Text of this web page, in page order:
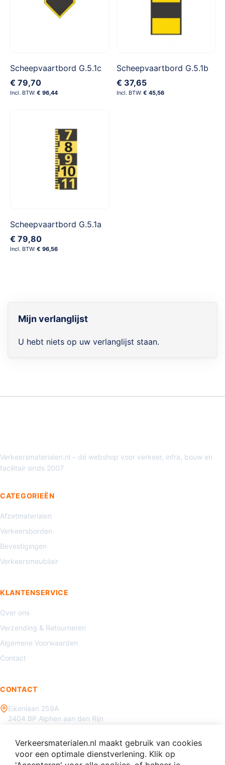
Scheepvaartbord G.5.1c
€ 79,70
€ 96,44
Scheepvaartbord G.5.1b
€ 37,65
€ 45,56
Scheepvaartbord G.5.1a
€ 79,80
€ 96,56
Mijn verlanglijst
U hebt niets op uw verlanglijst staan.
Verkeersmaterialen.nl – dé webshop voor verkeer, infra, bouw en
facilitair sinds 2007
CATEGORIEËN
Afzetmaterialen
Verkeersborden
Bevestigingen
Verkeersmeubilair
KLANTENSERVICE
Over ons
Verzending & Retourneren
Algemene Voorwaarden
Contact
CONTACT
Eikenlaan 259A
2404 BP Alphen aan den Rijn
info@verkeersmaterialen.nl
Verkeersmaterialen.nl maakt gebruik van cookies
voor een optimale dienstverlening. Klik op